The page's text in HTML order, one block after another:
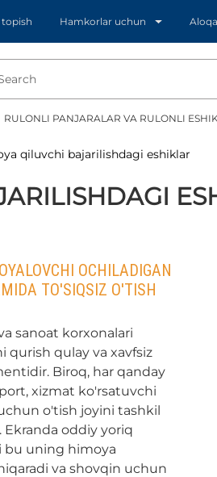
topish Hamkorlar uchun
RULONLI PANJARALAR VA RULONLI
qiluvchi bajarilishdagi eshiklar
OCHILADIGAN
TO'SIQSIZ O'TISH
sanoat korxonalari
qurish qulay va xavfsiz
Biroq, har qanday
xizmat ko'rsatuvchi
o'tish joyini tashkil
oddiy yoriq
bu uning himoya
va shovqin uchun